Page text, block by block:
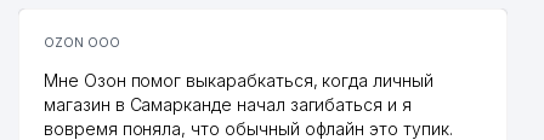
OZON ООО
Мне Озон помог выкарабкаться, когда личный
магазин в Самарканде начал загибаться и я
вовремя поняла, что обычный офлайн это тупик.